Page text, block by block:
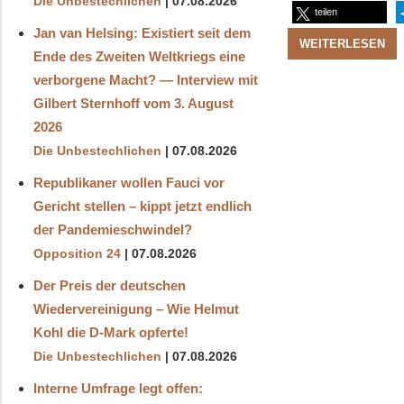
teilen
WEITERLESEN
Jan van Helsing: Existiert seit dem
Ende des Zweiten Weltkriegs eine
verborgene Macht? — Interview mit
Gilbert Sternhoff vom 3. August
2026
Die Unbestechlichen 07.08.2026
Republikaner wollen Fauci vor
Gericht stellen – kippt jetzt endlich
der Pandemieschwindel?
Opposition 24 07.08.2026
Der Preis der deutschen
Wiedervereinigung – Wie Helmut
Kohl die D‑Mark opferte!
Die Unbestechlichen 07.08.2026
Interne Umfrage legt offen: